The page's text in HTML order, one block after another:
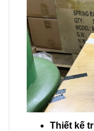
Thiết kế